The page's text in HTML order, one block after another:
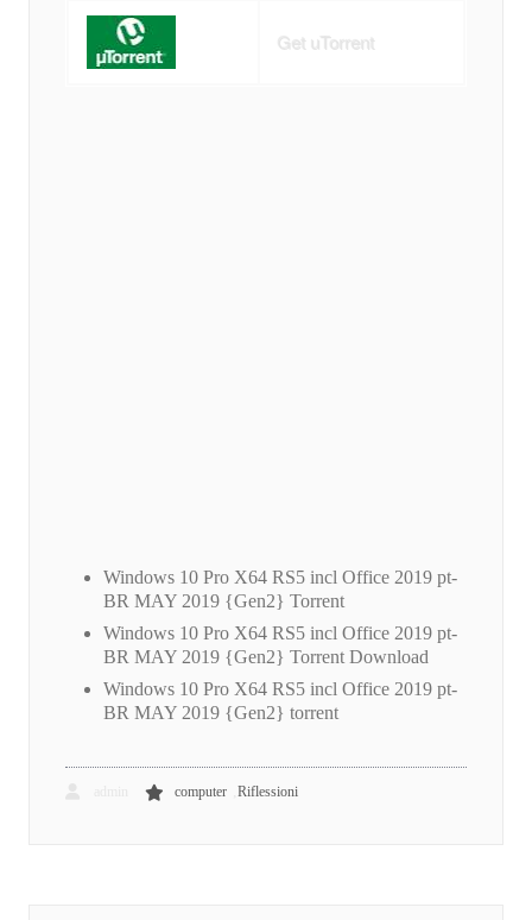
Get uTorrent
Windows 10 Pro X64 RS5 incl Office 2019 pt-
BR MAY 2019 {Gen2} Torrent
Windows 10 Pro X64 RS5 incl Office 2019 pt-
BR MAY 2019 {Gen2} Torrent Download
Windows 10 Pro X64 RS5 incl Office 2019 pt-
BR MAY 2019 {Gen2} torrent
computer Riflessioni